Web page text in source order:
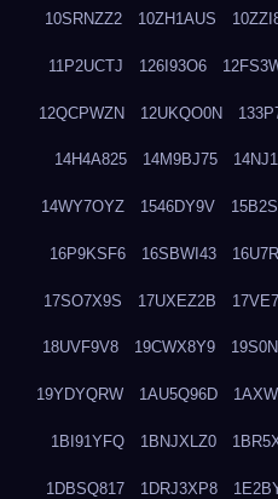
10SRNZZ2 10ZH1AUS
11P2UCTJ 126I93O6
12QCPWZN 12UKQO0N
14H4A825 14M9BJ75
14WY7OYZ 1546DY9V
16P9KSF6 16SBWI43
17SO7X9S 17UXEZ2B
18UVF9V8 19CWX8Y9
19YDYQRW 1AU5Q96D
1BI91YFQ 1BNJXLZ0
1DBSQ817 1DRJ3XP8